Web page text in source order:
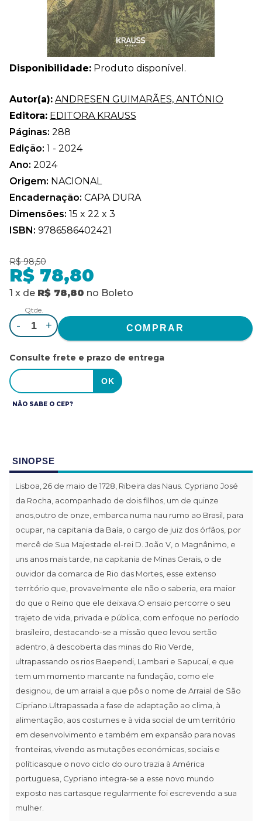
Disponibilidade: Produto disponível.
Autor(a): ANDRESEN GUIMARÃES, ANTÓNIO
Editora: EDITORA KRAUSS
Páginas: 288
Edição: 1 - 2024
Ano: 2024
Origem: NACIONAL
Encadernação: CAPA DURA
Dimensões: 15 x 22 x 3
ISBN: 9786586402421
R$ 98,50
R$ 78,80
1 x de R$ 78,80 no Boleto
Qtde.
- +
Consulte frete e prazo de entrega
NÃO SABE O CEP?
SINOPSE
Lisboa, 26 de maio de 1728, Ribeira das Naus. Cypriano José
da Rocha, acompanhado de dois filhos, um de quinze
anos,outro de onze, embarca numa nau rumo ao Brasil, para
ocupar, na capitania da Baía, o cargo de juiz dos órfãos, por
mercê de Sua Majestade el-rei D. João V, o Magnânimo, e
uns anos mais tarde, na capitania de Minas Gerais, o de
ouvidor da comarca de Rio das Mortes, esse extenso
território que, provavelmente ele não o saberia, era maior
do que o Reino que ele deixava.O ensaio percorre o seu
trajeto de vida, privada e pública, com enfoque no período
brasileiro, destacando-se a missão queo levou sertão
adentro, à descoberta das minas do Rio Verde,
ultrapassando os rios Baependi, Lambari e Sapucaí, e que
tem um momento marcante na fundação, como ele
designou, de um arraial a que pôs o nome de Arraial de São
Cipriano.Ultrapassada a fase de adaptação ao clima, à
alimentação, aos costumes e à vida social de um território
em desenvolvimento e também em expansão para novas
fronteiras, vivendo as mutações económicas, sociais e
políticasque o novo ciclo do ouro trazia à América
portuguesa, Cypriano integra-se a esse novo mundo
exposto nas cartasque regularmente foi escrevendo a sua
mulher.